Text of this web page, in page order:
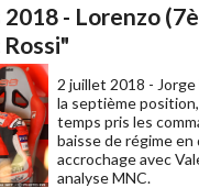
2018 - Lorenzo
2 juillet 2018 -
la septième
temps pris les
baisse de régime
accrochage avec
analyse MNC.